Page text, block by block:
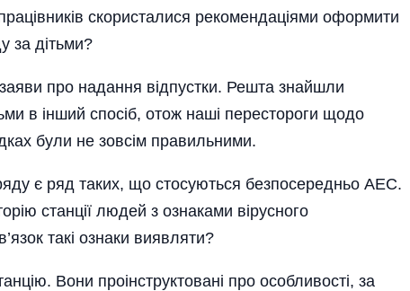
скористалися рекомендаціями офор­мити
за дітьми?
про надання відпустки. Решта знайшли
в інший спосіб, отож наші перестороги щодо
були не зовсім правильними.
є ряд таких, що стосуються безпосередньо АЕС.
стан­ції людей з ознаками вірусного
такі ознаки виявляти?
Вони проінструктовані про особ­ливості, за